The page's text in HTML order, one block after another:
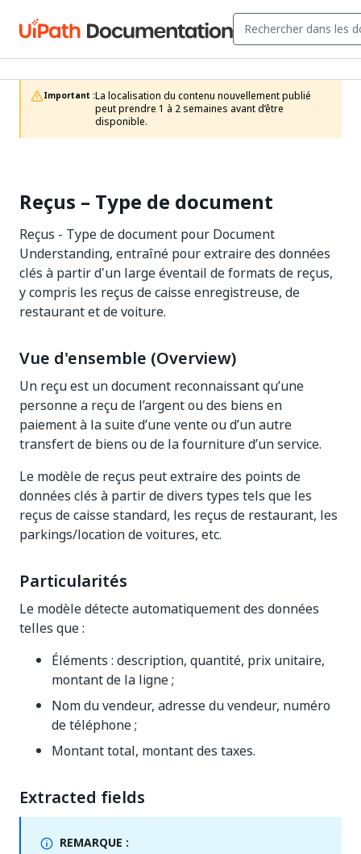
Important :La localisation du contenu nouvellement publié
peut prendre 1 à 2 semaines avant d’être
disponible.
Reçus – Type de document
Reçus - Type de document pour Document
Understanding, entraîné pour extraire des données
clés à partir d'un large éventail de formats de reçus,
y compris les reçus de caisse enregistreuse, de
restaurant et de voiture.
Vue d'ensemble (Overview)
Un reçu est un document reconnaissant qu’une
personne a reçu de l’argent ou des biens en
paiement à la suite d’une vente ou d’un autre
transfert de biens ou de la fourniture d’un service.
Le modèle de reçus peut extraire des points de
données clés à partir de divers types tels que les
reçus de caisse standard, les reçus de restaurant, les
parkings/location de voitures, etc.
Particularités
Le modèle détecte automatiquement des données
telles que :
Éléments : description, quantité, prix unitaire,
montant de la ligne ;
Nom du vendeur, adresse du vendeur, numéro
de téléphone ;
Montant total, montant des taxes.
Extracted fields
REMARQUE :